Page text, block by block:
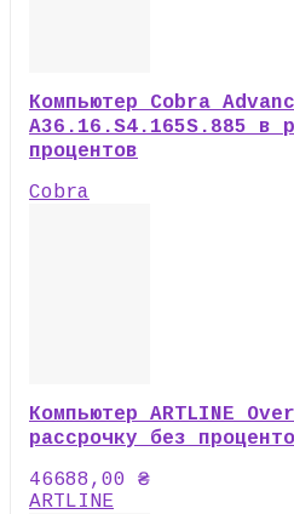
Компьютер Cobra
A36.16.S4.165S.885 в
процентов
Cobra
Компьютер ARTLINE
рассрочку без
46688,00 ₴
ARTLINE